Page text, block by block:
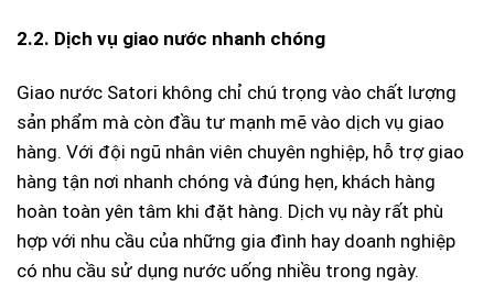
2.2. Dịch vụ giao nước nhanh chóng
Giao nước Satori không chỉ chú trọng vào chất lượng
sản phẩm mà còn đầu tư mạnh mẽ vào dịch vụ giao
hàng. Với đội ngũ nhân viên chuyên nghiệp, hỗ trợ giao
hàng tận nơi nhanh chóng và đúng hẹn, khách hàng
hoàn toàn yên tâm khi đặt hàng. Dịch vụ này rất phù
hợp với nhu cầu của những gia đình hay doanh nghiệp
có nhu cầu sử dụng nước uống nhiều trong ngày.